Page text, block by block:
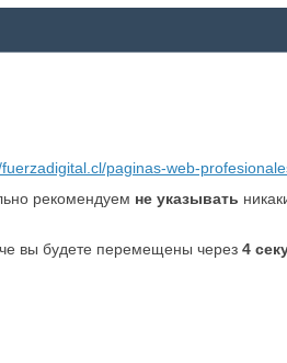
paginas-web-
рекомендуем не указывать
вы будете перемещены через 4